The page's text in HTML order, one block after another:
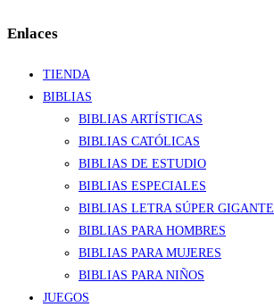
Enlaces
TIENDA
BIBLIAS
BIBLIAS ARTÍSTICAS
BIBLIAS CATÓLICAS
BIBLIAS DE ESTUDIO
BIBLIAS ESPECIALES
BIBLIAS LETRA SÚPER GIGANTE
BIBLIAS PARA HOMBRES
BIBLIAS PARA MUJERES
BIBLIAS PARA NIÑOS
JUEGOS